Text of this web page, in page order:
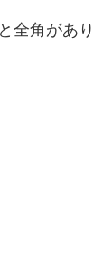
全角があり